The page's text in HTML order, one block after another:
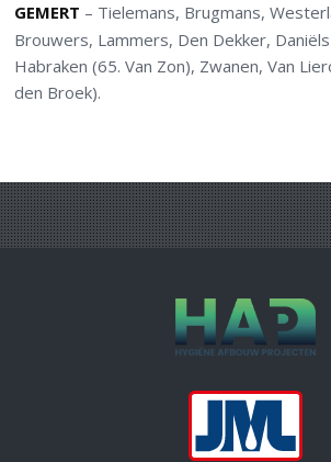
GEMERT – Tielemans, Brugmans,
Brouwers, Lammers, Den Dekker,
Habraken (65. Van Zon), Zwanen, Van
den Broek).